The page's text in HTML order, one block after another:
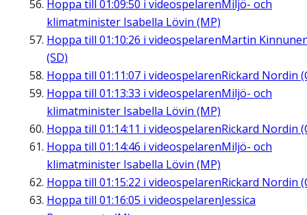
Hoppa till 01:09:50 i videospelarenMiljö- och
klimatminister Isabella Lövin (MP)
Hoppa till 01:10:26 i videospelarenMartin
(SD)
Hoppa till 01:11:07 i videospelarenRickard Nordin
Hoppa till 01:13:33 i videospelarenMiljö- och
klimatminister Isabella Lövin (MP)
Hoppa till 01:14:11 i videospelarenRickard Nordin
Hoppa till 01:14:46 i videospelarenMiljö- och
klimatminister Isabella Lövin (MP)
Hoppa till 01:15:22 i videospelarenRickard Nordin
Hoppa till 01:16:05 i videospelarenJessica